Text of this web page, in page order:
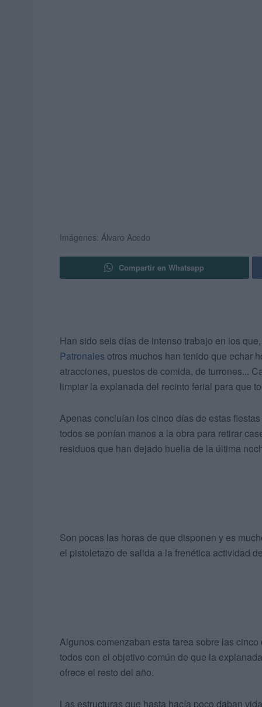
Imágenes: Álvaro Acedo
Compartir en Whatsapp
Han sido seis días de intenso trabajo en los
Patronales otros muchos han tenido que echar
atracciones, puestos de comida, de turrones...
limpiar la explanada del recinto ferial para que
Apenas concluían los cinco días de estas
todos se ponían manos a la obra para retirar
residuos que han dejado huella de la última
Son pocas las horas de que disponen y es
el pistoletazo de salida a la frenética actividad
Algunos comenzaban esta tarea sobre las
todos con el objetivo común de que la
ofrece el resto del año.
Las estructuras que hasta hacía poco daban